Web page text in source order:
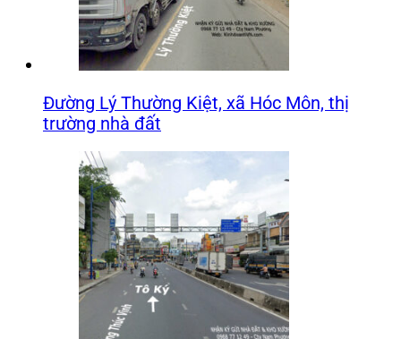
Đường Lý Thường Kiệt, xã Hóc Môn, thị
trường nhà đất